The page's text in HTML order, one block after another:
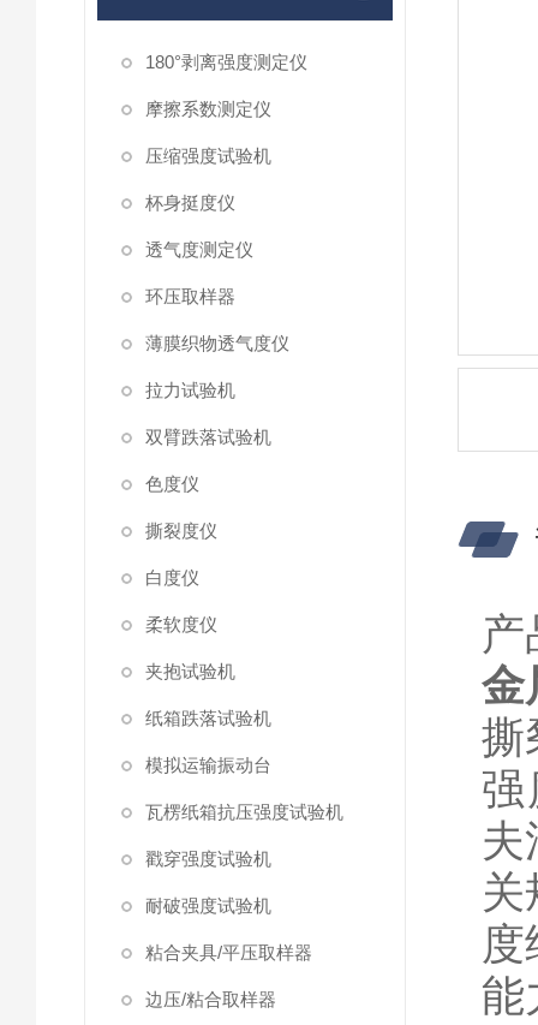
180°剥离强度测定仪
摩擦系数测定仪
压缩强度试验机
杯身挺度仪
透气度测定仪
环压取样器
薄膜织物透气度仪
拉力试验机
双臂跌落试验机
色度仪
撕裂度仪
白度仪
柔软度仪
夹抱试验机
纸箱跌落试验机
模拟运输振动台
瓦楞纸箱抗压强度试验机
戳穿强度试验机
耐破强度试验机
粘合夹具/平压取样器
边压/粘合取样器
产
金
撕
强
夫
能